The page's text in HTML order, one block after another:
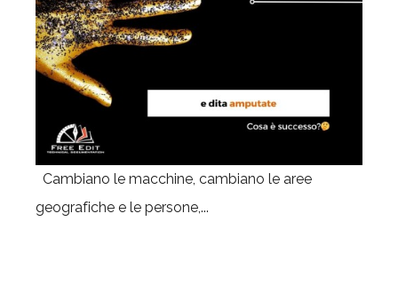
Cambiano le macchine, cambiano le aree
geografiche e le persone,...